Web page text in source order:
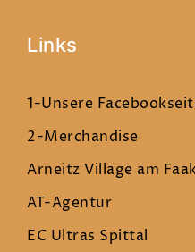
Links
1-Unsere
2-Merchandise
Arneitz Village am
AT-Agentur
EC Ultras Spittal